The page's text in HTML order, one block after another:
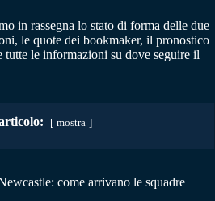
in rassegna lo stato di forma delle due
le quote dei bookmaker, il pronostico
le informazioni su dove seguire il
mostra
come arrivano le squadre